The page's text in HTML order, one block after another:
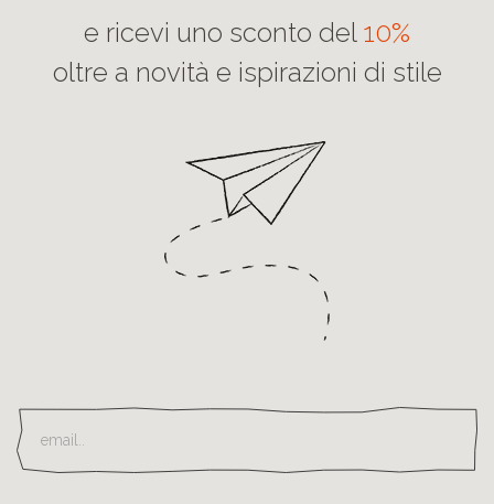
e ricevi uno sconto del 10%
oltre a novità e ispirazioni di stile